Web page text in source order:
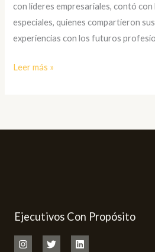
con líderes empresariales, contó
especiales, quienes compartieron
experiencias con los futuros
destaca
el
Poder
Leer más »
Ejecutivos Con Propósito